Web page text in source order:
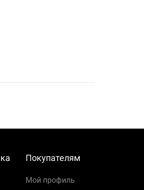
Покупателям
Мой профиль